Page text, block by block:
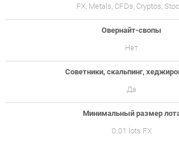
FX, Metals, CFDs, Cryptos,
Овернайт-свопы
Нет
Советники, скальпинг,
Да
Минимальный размер
0.01 lots FX